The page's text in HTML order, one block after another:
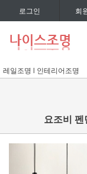
로그인 회
레일조명 l 인테리어조명
요조비